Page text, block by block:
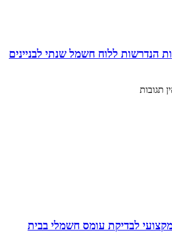
הנדרשות ללוח חשמל שנתי לבניינים
תגובות
לבדיקת עומס חשמלי בבית